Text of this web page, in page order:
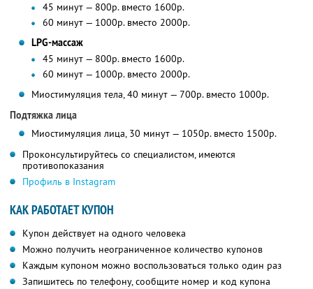
45 минут — 800р. вместо 1600р.
60 минут — 1000р. вместо 2000р.
LPG-массаж
45 минут — 800р. вместо 1600р.
60 минут — 1000р. вместо 2000р.
Миостимуляция тела, 40 минут — 700р. вместо 1000р.
Подтяжка лица
Миостимуляция лица, 30 минут — 1050р. вместо 1500р.
Проконсультируйтесь со специалистом, имеются
противопоказания
Профиль в Instagram
КАК РАБОТАЕТ КУПОН
Купон действует на одного человека
Можно получить неограниченное количество купонов
Каждым купоном можно воспользоваться только один раз
Запишитесь по телефону, сообщите номер и код купона